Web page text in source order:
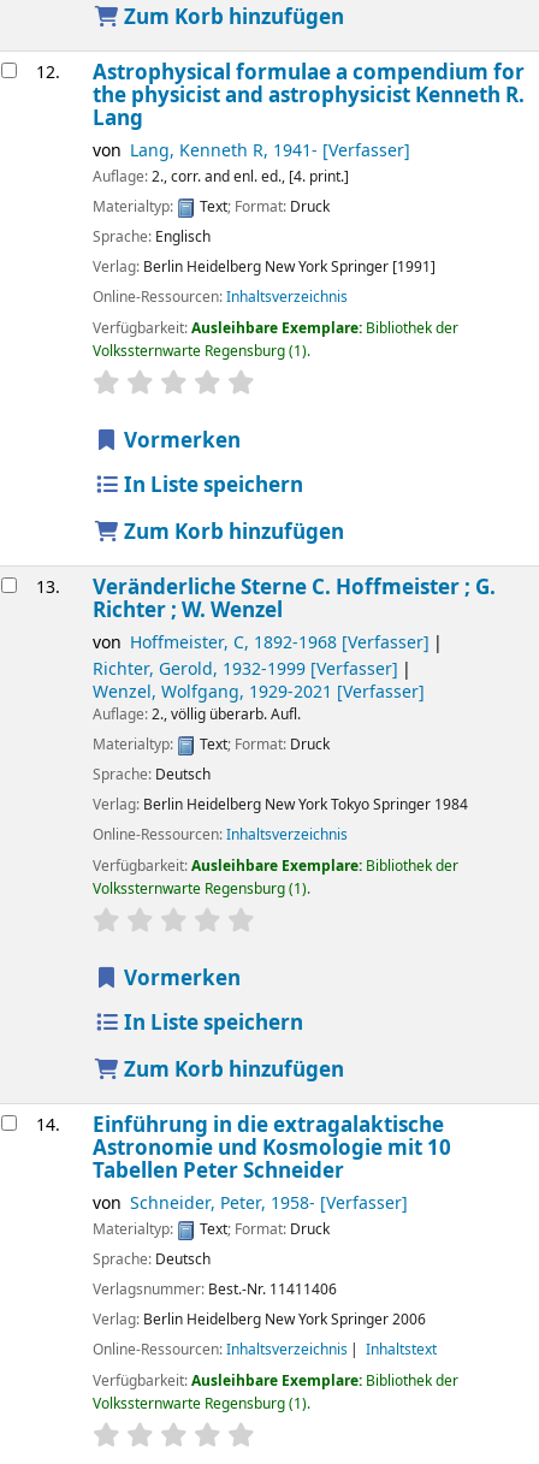
Zum Korb hinzufügen
12. Astrophysical formulae a compendium for
the physicist and astrophysicist Kenneth R.
Lang
von Lang, Kenneth R, 1941- [Verfasser]
Auflage:2., corr. and enl. ed., [4. print.]
Materialtyp:
Text; Format: Druck
Sprache: Englisch
Verlag: Berlin Heidelberg New YorkSpringer [1991]
Online-Ressourcen:Inhaltsverzeichnis
Verfügbarkeit:Ausleihbare Exemplare: Bibliothek der
Volkssternwarte Regensburg(1).
Sternchenbewertung
Vormerken
In Liste speichern
Zum Korb hinzufügen
13. Veränderliche Sterne C. Hoffmeister ; G.
Richter ; W. Wenzel
von Hoffmeister, C, 1892-1968[Verfasser]
Richter, Gerold, 1932-1999[Verfasser]
Wenzel, Wolfgang, 1929-2021 [Verfasser]
Auflage:2., völlig überarb. Aufl.
Materialtyp:
Text; Format: Druck
Sprache: Deutsch
Verlag: Berlin Heidelberg New YorkTokyoSpringer 1984
Online-Ressourcen:Inhaltsverzeichnis
Verfügbarkeit:Ausleihbare Exemplare: Bibliothek der
Volkssternwarte Regensburg(1).
Sternchenbewertung
Vormerken
In Liste speichern
Zum Korb hinzufügen
14. Einführung in die extragalaktische
Astronomie und Kosmologie mit 10
Tabellen Peter Schneider
von Schneider, Peter, 1958- [Verfasser]
Materialtyp: Text; Format: Druck
Sprache: Deutsch
Verlagsnummer: Best.-Nr. 11411406
Verlag: Berlin Heidelberg New YorkSpringer2006
Online-Ressourcen:Inhaltsverzeichnis
Inhaltstext
Verfügbarkeit:Ausleihbare Exemplare: Bibliothek der
Volkssternwarte Regensburg(1).
Sternchenbewertung